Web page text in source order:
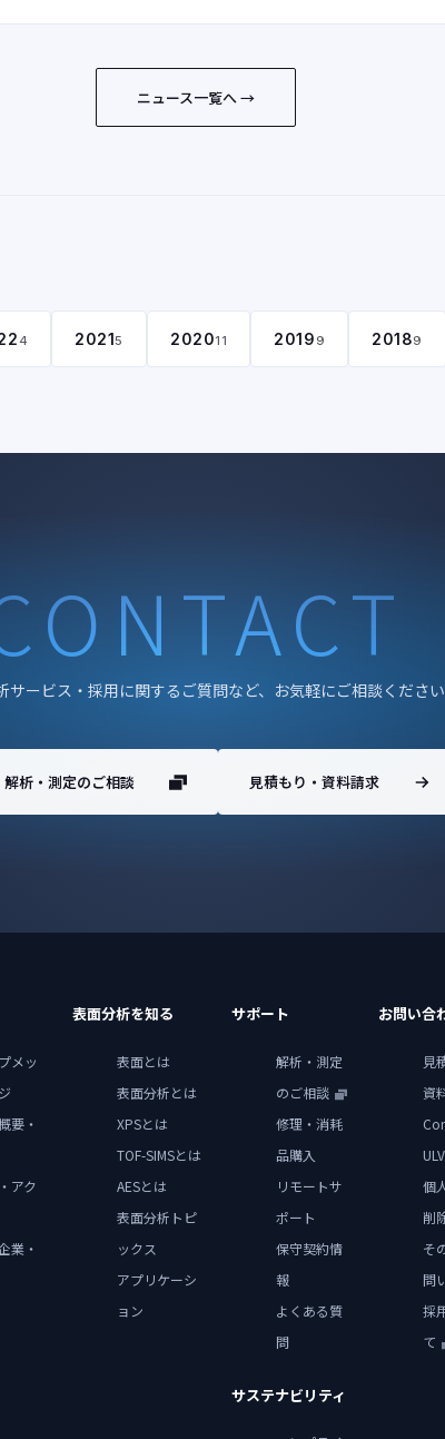
ニュース一覧へ →
4 20215 202011 20199 20189
サービス・採用に関するご質問など、お気軽にご相談ください
解析・測定のご相談 見積もり・資料請求
メッ
要・
アク
業・
表面分析を知る
表面とは
表面分析とは
XPSとは
TOF-SIMSとは
AESとは
表面分析トピ
ックス
アプリケーシ
ョン
サポート
解析・測定
のご相談
修理・消耗
品購入
リモートサ
ポート
保守契約情
報
よくある質
問
サステナビリティ
お問い合
見
資
個
削
そ
問
採
て